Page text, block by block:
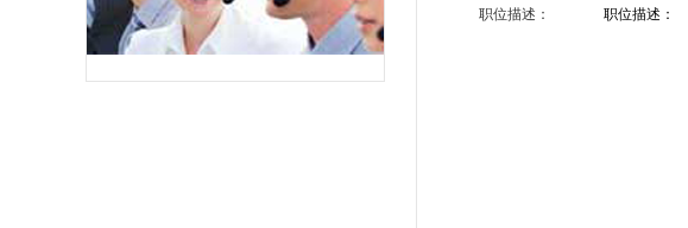
职位描述： 职位描述：